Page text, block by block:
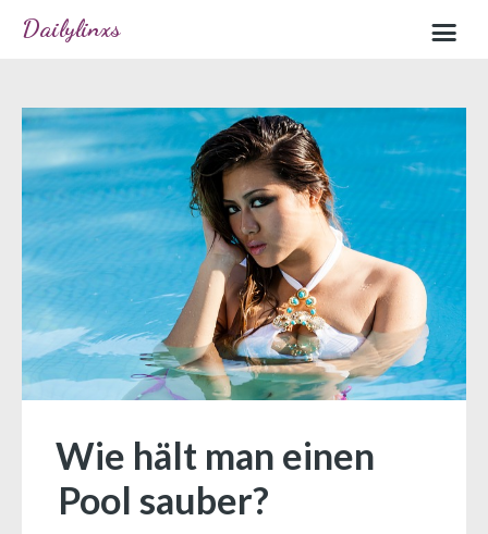
Dailylinxs
Sample page
Wie hält man einen
Pool sauber?